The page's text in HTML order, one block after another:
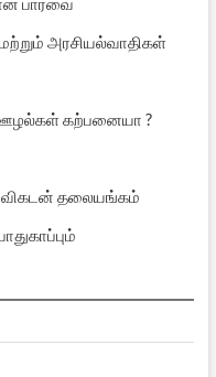
அரசியல்வாதிகள்
ஊழல்கள் கற்பனையா ?
விகடன் தலையங்கம்